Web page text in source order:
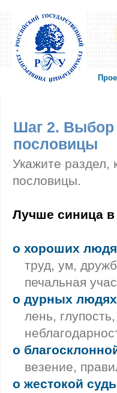
Шаг 2. Выбор
пословицы
Укажите раздел,
пословицы.
Лучше синица
о хороших
труд, ум,
печальная
о дурных
лень,
о
везение,
о жестокой